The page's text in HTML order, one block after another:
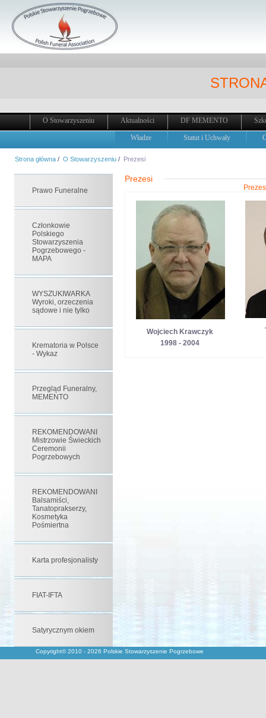
O Stowarzyszeniu
Władze Statut i Uchwały
Aktualności DF MEMENTO
Strona główna / O Stowarzyszeniu / Prezesi
Prawo Funeralne
Członkowie
Polskiego
Stowarzyszenia
Pogrzebowego -
MAPA
WYSZUKIWARKA
Wyroki, orzeczenia
sądowe i nie tylko
Krematoria w Polsce
- Wykaz
Przegląd Funeralny,
MEMENTO
REKOMENDOWANI
Mistrzowie Świeckich
Ceremonii
Pogrzebowych
REKOMENDOWANI
Balsamiści,
Tanatoprakserzy,
Kosmetyka
Pośmiertna
Karta profesjonalisty
FIAT-IFTA
Satyrycznym okiem
Prezesi
Wojciech Krawczyk
1998 - 2004
Copyright© 2010 - 2026 Polskie Stowarzyszenie Pogrzebowe